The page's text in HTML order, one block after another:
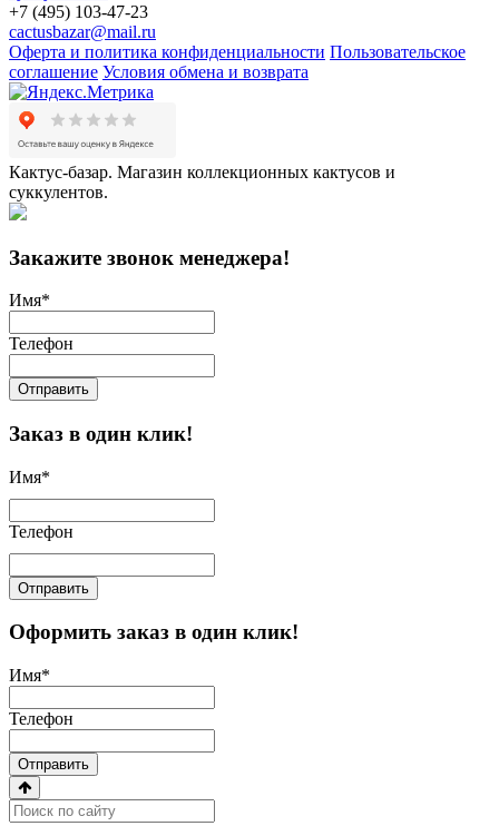
+7 (495) 103-47-23
cactusbazar@mail.ru
Оферта и политика конфиденциальности Пользовательское
соглашение Условия обмена и возврата
Кактус-базар. Магазин коллекционных кактусов и
суккулентов.
Закажите звонок менеджера!
Имя*
Телефон
Отправить
Заказ в один клик!
Имя*
Телефон
Отправить
Оформить заказ в один клик!
Имя*
Телефон
Отправить